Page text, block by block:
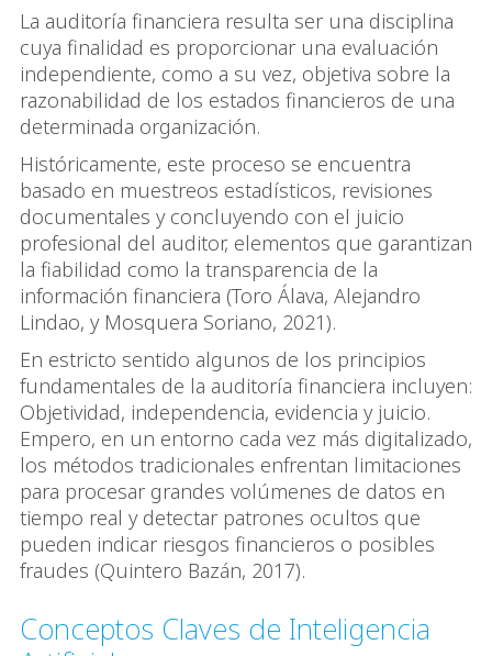
La auditoría financiera resulta ser una disciplina
cuya finalidad es proporcionar una evaluación
independiente, como a su vez, objetiva sobre la
razonabilidad de los estados financieros de una
determinada organización.
Históricamente, este proceso se encuentra
basado en muestreos estadísticos, revisiones
documentales y concluyendo con el juicio
profesional del auditor, elementos que garantizan
la fiabilidad como la transparencia de la
información financiera (Toro Álava, Alejandro
Lindao, y Mosquera Soriano, 2021).
En estricto sentido algunos de los principios
fundamentales de la auditoría financiera incluyen:
Objetividad, independencia, evidencia y juicio.
Empero, en un entorno cada vez más digitalizado,
los métodos tradicionales enfrentan limitaciones
para procesar grandes volúmenes de datos en
tiempo real y detectar patrones ocultos que
pueden indicar riesgos financieros o posibles
fraudes (Quintero Bazán, 2017).
Conceptos Claves de Inteligencia